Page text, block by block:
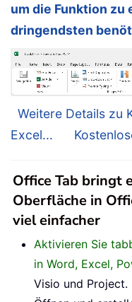
um die Funktion zu
dringendsten
Weitere Details zu
Excel...
Office Tab bringt
Oberfläche in
viel einfacher
Aktivieren Sie
in Word, Excel,
Visio und Project.